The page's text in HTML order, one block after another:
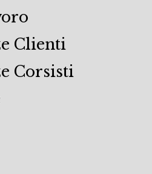
Clienti
Corsisti